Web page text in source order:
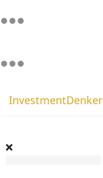
InvestmentDenker